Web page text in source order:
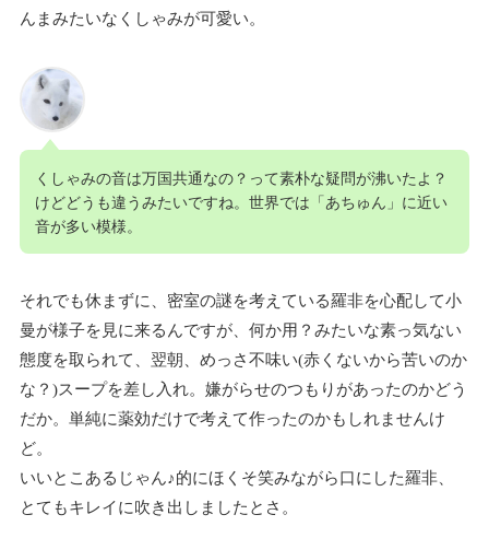
んまみたいなくしゃみが可愛い。
くしゃみの音は万国共通なの？って素朴な疑問が沸いたよ？
けどどうも違うみたいですね。世界では「あちゅん」に近い
音が多い模様。
それでも休まずに、密室の謎を考えている羅非を心配して小
曼が様子を見に来るんですが、何か用？みたいな素っ気ない
態度を取られて、翌朝、めっさ不味い(赤くないから苦いのか
な？)スープを差し入れ。嫌がらせのつもりがあったのかどう
だか。単純に薬効だけで考えて作ったのかもしれませんけ
ど。
いいとこあるじゃん♪的にほくそ笑みながら口にした羅非、
とてもキレイに吹き出しましたとさ。